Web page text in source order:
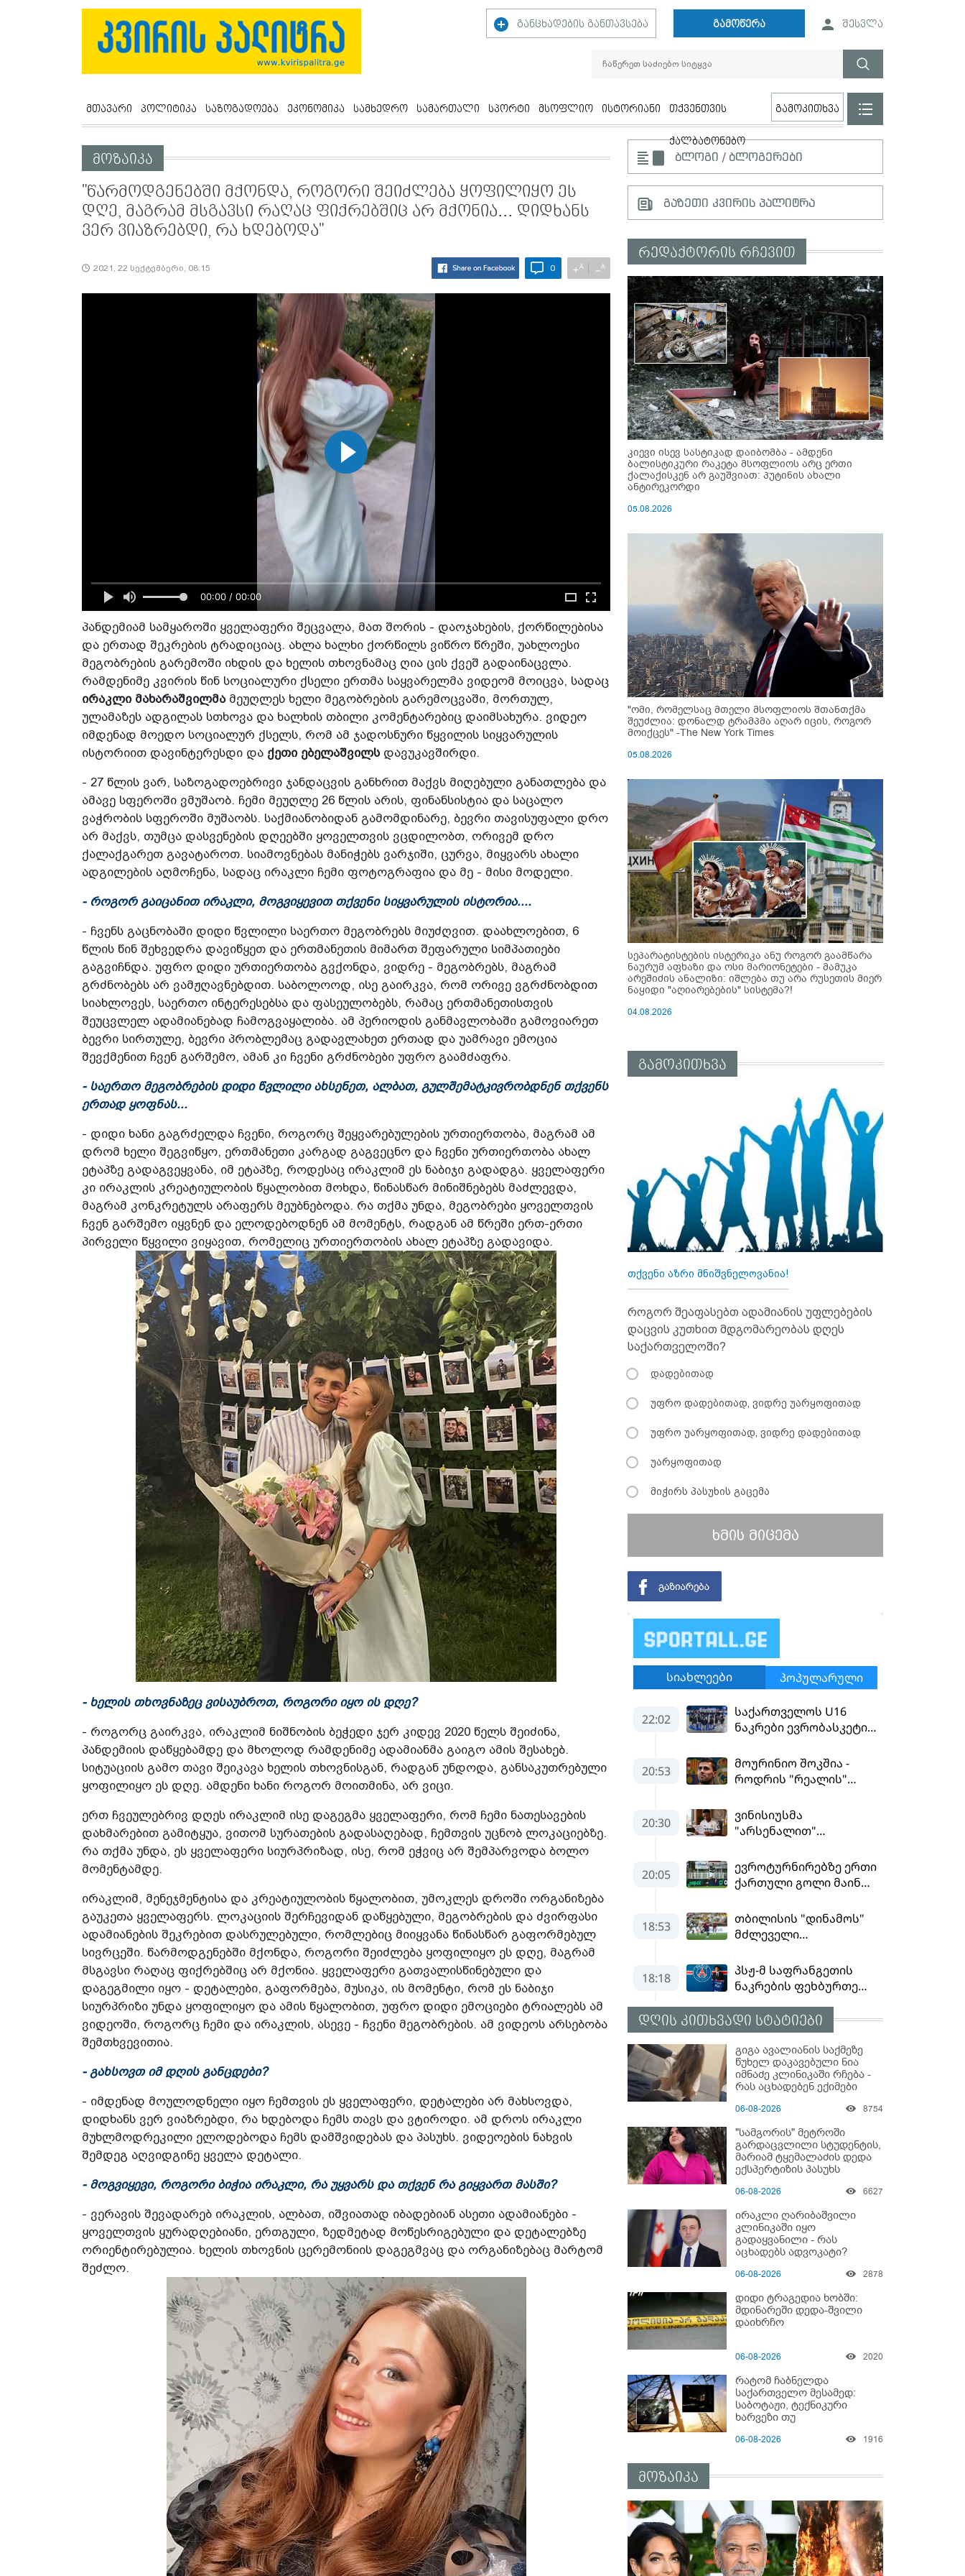
განცხადების განთავსება გამოწერა შესვლა
მთავარი პოლიტიკა საზოგადოება ეკონომიკა სამხედრო სამართალი სპორტი მსოფლიო ისტორიანი თქვენთვის
ქალბატონებო
გამოკითხვა
მოზაიკა
"წარმოდგენებში მქონდა, როგორი შეიძლება ყოფილიყო ეს
დღე, მაგრამ მსგავსი რაღაც ფიქრებშიც არ მქონია... დიდხანს
ვერ ვიაზრებდი, რა ხდებოდა"
2021, 22 სექტემბერი, 08:15 0 +A −A
00:00 / 00:00
პანდემიამ სამყაროში ყველაფერი შეცვალა, მათ შორის - დაოჯახების, ქორწილებისა
და ერთად შეკრების ტრადიციაც. ახლა ხალხი ქორწილს ვიწრო წრეში, უახლოესი
მეგობრების გარემოში იხდის და ხელის თხოვნამაც ღია ცის ქვეშ გადაინაცვლა.
რამდენიმე კვირის წინ სოციალური ქსელი ერთმა საყვარელმა ვიდეომ მოიცვა, სადაც
ირაკლი მახარაშვილმამეუღლეს ხელი მეგობრების გარემოცვაში, მორთულ,
ულამაზეს ადგილას სთხოვა და ხალხის თბილი კომენტარებიც დაიმსახურა. ვიდეო
იმდენად მოედო სოციალურ ქსელს, რომ ამ ჯადოსნური წყვილის სიყვარულის
ისტორიით დავინტერესდი და ქეთი ებელაშვილსდავუკავშირდი.
- 27 წლის ვარ, საზოგადოებრივი ჯანდაცვის განხრით მაქვს მიღებული განათლება და
ამავე სფეროში ვმუშაობ. ჩემი მეუღლე 26 წლის არის, ფინანსისტია და საცალო
ვაჭრობის სფეროში მუშაობს. საქმიანობიდან გამომდინარე, ბევრი თავისუფალი დრო
არ მაქვს, თუმცა დასვენების დღეებში ყოველთვის ვცდილობთ, ორივემ დრო
ქალაქგარეთ გავატაროთ. სიამოვნებას მანიჭებს ვარჯიში, ცურვა, მიყვარს ახალი
ადგილების აღმოჩენა, სადაც ირაკლი ჩემი ფოტოგრაფია და მე - მისი მოდელი.
- როგორ გაიცანით ირაკლი, მოგვიყევით თქვენი სიყვარულის ისტორია....
- ჩვენს გაცნობაში დიდი წვლილი საერთო მეგობრებს მიუძღვით. დაახლოებით, 6
წლის წინ შეხვედრა დავიწყეთ და ერთმანეთის მიმართ შეფარული სიმპათიები
გაგვიჩნდა. უფრო დიდი ურთიერთობა გვქონდა, ვიდრე - მეგობრებს, მაგრამ
გრძნობებს არ ვამჟღავნებდით. საბოლოოდ, ისე გაირკვა, რომ ორივე ვგრძნობდით
სიახლოვეს, საერთო ინტერესებსა და ფასეულობებს, რამაც ერთმანეთისთვის
შეუცვლელ ადამიანებად ჩამოგვაყალიბა. ამ პერიოდის განმავლობაში გამოვიარეთ
ბევრი სირთულე, ბევრი პრობლემაც გადავლახეთ ერთად და უამრავი ემოცია
შევქმენით ჩვენ გარშემო, ამან კი ჩვენი გრძნობები უფრო გაამძაფრა.
- საერთო მეგობრების დიდი წვლილი ახსენეთ, ალბათ, გულშემატკივრობდნენ თქვენს
ერთად ყოფნას...
- დიდი ხანი გაგრძელდა ჩვენი, როგორც შეყვარებულების ურთიერთობა, მაგრამ ამ
დრომ ხელი შეგვიწყო, ერთმანეთი კარგად გაგვეცნო და ჩვენი ურთიერთობა ახალ
ეტაპზე გადაგვეყვანა, იმ ეტაპზე, როდესაც ირაკლიმ ეს ნაბიჯი გადადგა. ყველაფერი
კი ირაკლის კრეატიულობის წყალობით მოხდა, წინასწარ მინიშნებებს მაძლევდა,
მაგრამ კონკრეტულს არაფერს მეუბნებოდა. რა თქმა უნდა, მეგობრები ყოველთვის
ჩვენ გარშემო იყვნენ და ელოდებოდნენ ამ მომენტს, რადგან ამ წრეში ერთ-ერთი
პირველი წყვილი ვიყავით, რომელიც ურთიერთობის ახალ ეტაპზე გადავიდა.
- ხელის თხოვნაზეც ვისაუბროთ, როგორი იყო ის დღე?
- როგორც გაირკვა, ირაკლიმ ნიშნობის ბეჭედი ჯერ კიდევ 2020 წელს შეიძინა,
პანდემიის დაწყებამდე და მხოლოდ რამდენიმე ადამიანმა გაიგო ამის შესახებ.
სიტუაციის გამო თავი შეიკავა ხელის თხოვნისგან, რადგან უნდოდა, განსაკუთრებული
ყოფილიყო ეს დღე. ამდენი ხანი როგორ მოითმინა, არ ვიცი.
ერთ ჩვეულებრივ დღეს ირაკლიმ ისე დაგეგმა ყველაფერი, რომ ჩემი ნათესავების
დახმარებით გამიტყუა, ვითომ სურათების გადასაღებად, ჩემთვის უცნობ ლოკაციებზე.
რა თქმა უნდა, ეს ყველაფერი სიურპრიზად, ისე, რომ ეჭვიც არ შემპარვოდა ბოლო
მომენტამდე.
ირაკლიმ, მენეჯმენტისა და კრეატიულობის წყალობით, უმოკლეს დროში ორგანიზება
გაუკეთა ყველაფერს. ლოკაციის შერჩევიდან დაწყებული, მეგობრების და ძვირფასი
ადამიანების შეკრებით დასრულებული, რომლებიც მიიყვანა წინასწარ გაფორმებულ
სივრცეში. წარმოდგენებში მქონდა, როგორი შეიძლება ყოფილიყო ეს დღე, მაგრამ
მსგავსი რაღაც ფიქრებშიც არ მქონია. ყველაფერი გათვალისწინებული და
დაგეგმილი იყო - დეტალები, გაფორმება, მუსიკა, ის მომენტი, რომ ეს ნაბიჯი
სიურპრიზი უნდა ყოფილიყო და ამის წყალობით, უფრო დიდი ემოციები ტრიალებს ამ
ვიდეოში, როგორც ჩემი და ირაკლის, ასევე - ჩვენი მეგობრების. ამ ვიდეოს არსებობა
შემთხვევითია.
- გახსოვთ იმ დღის განცდები?
- იმდენად მოულოდნელი იყო ჩემთვის ეს ყველაფერი, დეტალები არ მახსოვდა,
დიდხანს ვერ ვიაზრებდი, რა ხდებოდა ჩემს თავს და ვტიროდი. ამ დროს ირაკლი
მუხლმოდრეკილი ელოდებოდა ჩემს დამშვიდებას და პასუხს. ვიდეოების ნახვის
შემდეგ აღვიდგინე ყველა დეტალი.
- მოგვიყევი, როგორი ბიჭია ირაკლი, რა უყვარს და თქვენ რა გიყვართ მასში?
- ვერავის შევადარებ ირაკლის, ალბათ, იშვიათად იბადებიან ასეთი ადამიანები -
ყოველთვის ყურადღებიანი, ერთგული, ზედმეტად მოწესრიგებული და დეტალებზე
ორიენტირებულია. ხელის თხოვნის ცერემონიის დაგეგმვაც და ორგანიზებაც მარტომ
შეძლო.
ბლოგი / ბლოგერები
გაზეთი კვირის პალიტრა
რედაქტორის რჩევით
კიევი ისევ სასტიკად დაიბომბა - ამდენი
ბალისტიკური რაკეტა მსოფლიოს არც ერთი
ქალაქისკენ არ გაუშვიათ: პუტინის ახალი
ანტირეკორდი
05.08.2026
"ომი, რომელსაც მთელი მსოფლიოს შთანთქმა
შეუძლია: დონალდ ტრამპმა აღარ იცის, როგორ
მოიქცეს" -The New York Times
05.08.2026
სეპარატისტების ისტერიკა ანუ როგორ გაამწარა
ნაურუმ აფხაზი და ოსი მარიონეტები - მამუკა
არეშიძის ანალიზი: იშლება თუ არა რუსეთის მიერ
ნაყიდი "აღიარებების" სისტემა?!
04.08.2026
გამოკითხვა
თქვენი აზრი მნიშვნელოვანია!
როგორ შეაფასებთ ადამიანის უფლებების
დაცვის კუთხით მდგომარეობას დღეს
საქართველოში?
დადებითად
უფრო დადებითად, ვიდრე უარყოფითად
უფრო უარყოფითად, ვიდრე დადებითად
უარყოფითად
მიჭირს პასუხის გაცემა
ხმის მიცემა
დღის კითხვადი სტატიები
გიგა ავალიანის საქმეზე
წუხელ დაკავებული ნია
იმნაძე კლინიკაში რჩება -
რას აცხადებენ ექიმები
06-08-2026 8754
"სამგორის" მეტროში
გარდაცვლილი სტუდენტის,
მარიამ ტყემალაძის დედა
ექსპერტიზის პასუხს
გოგონას გარდაცვალების
06-08-2026 6627
ირაკლი ღარიბაშვილი
კლინიკაში იყო
გადაყვანილი - რას
აცხადებს ადვოკატი?
06-08-2026 2878
დიდი ტრაგედია ხობში:
მდინარეში დედა-შვილი
დაიხრჩო
06-08-2026 2020
რატომ ჩაბნელდა
საქართველო მესამედ:
საბოტაჟი, ტექნიკური
ხარვეზი თუ
სანდრო თვალჭრელიძის
06-08-2026 1916
მოზაიკა